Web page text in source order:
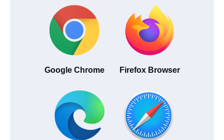
Google Chrome Firefox Browser